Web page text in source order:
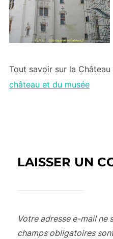
Tout savoir sur la Château
château et du musée
LAISSER UN
Votre adresse e-mail ne
champs obligatoires